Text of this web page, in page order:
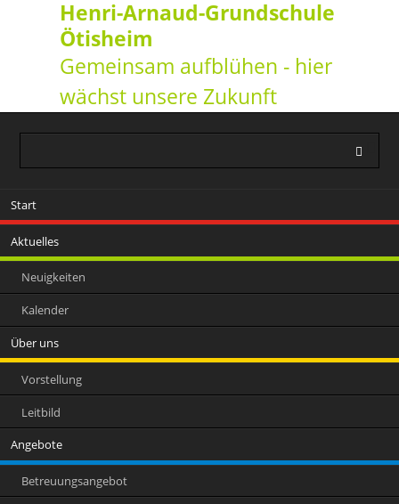
Henri-Arnaud-Grundschule
Ötisheim
Gemeinsam aufblühen - hier
wächst unsere Zukunft
überspringen
Start
Aktuelles
Neuigkeiten
Kalender
Über uns
Vorstellung
Leitbild
Angebote
Betreuungsangebot